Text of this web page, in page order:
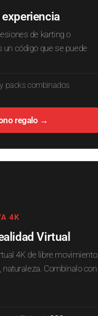
de karting o
código que se puede
packs combinados
regalo →
4K
Virtual
4K de libre movimiento.
Combínalo con